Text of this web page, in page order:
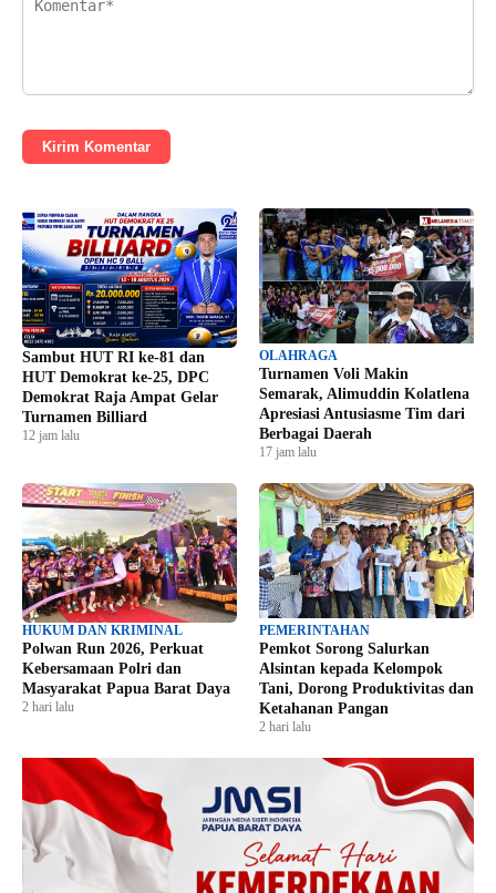
Kirim Komentar
Sambut HUT RI ke-81 dan
HUT Demokrat ke-25, DPC
Demokrat Raja Ampat Gelar
Turnamen Billiard
12 jam lalu
OLAHRAGA
Turnamen Voli Makin
Semarak, Alimuddin Kolatlena
Apresiasi Antusiasme Tim dari
Berbagai Daerah
17 jam lalu
HUKUM DAN KRIMINAL
Polwan Run 2026, Perkuat
Kebersamaan Polri dan
Masyarakat Papua Barat Daya
2 hari lalu
PEMERINTAHAN
Pemkot Sorong Salurkan
Alsintan kepada Kelompok
Tani, Dorong Produktivitas dan
Ketahanan Pangan
2 hari lalu